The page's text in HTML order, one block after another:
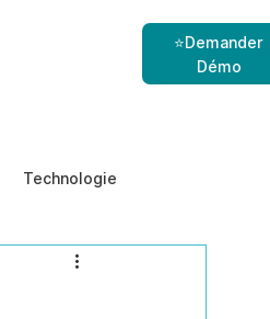
⭐Demander
Démo
Technologie
menaces internes